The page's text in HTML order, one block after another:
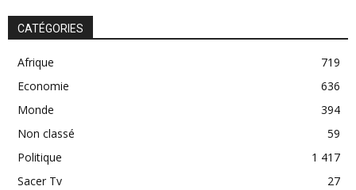
CATÉGORIES
Afrique
719
Economie
636
Monde
394
Non classé
59
Politique
1 417
Sacer Tv
27